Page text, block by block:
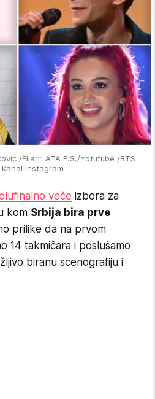
/Filarri ATA F.S./Yotutube /RTS
Instagram
veče izbora za
kom Srbija bira prve
prilike da na prvom
14 takmičara i poslušamo
biranu scenografiju i